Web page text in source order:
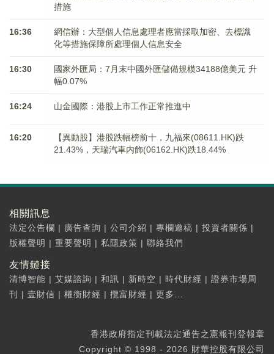
措施
16:36
網信辦：大型個人信息處理者應當採取加密、去標識
化等措施保障所處理個人信息安全
16:30
國家外匯局：7月末中國外匯儲備規模34188億美元 升
幅0.07%
16:24 山金國際：港股上市工作正常推進中
16:20
【異動股】港股跌幅榜前十，九福來(08611.HK)跌
21.43%，天瑞汽車内飾(06162.HK)跌18.44%
相關訊息
法定公告欄 | 廣告查詢 | 公司介紹 | 專欄邀稿 | 投資者關係 |
版權聲明 | 重要聲明 | 私隱政策 | 聯絡我們
友情鏈接
清博智能 | 艾媒諮詢 | 和訊 | 新時空 | 時代財經 | 證券市場周
刊
| 壹財信 | 權衡財經 | 攬富財經 | 更多...
香港政府指定刊載法定通告之憲報刊登報章
Copyright © 1998 - 2026 財華控股有限公司